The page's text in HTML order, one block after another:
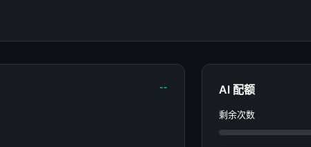
-- AI 配额
剩余次数